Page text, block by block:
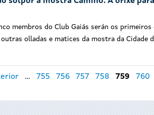
membros do Club Gaiás serán os
olladas e matices da mostra da Cidade
… 755 756 757 758 759 760